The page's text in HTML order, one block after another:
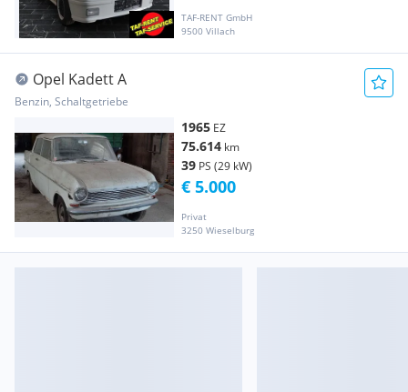
TAF-RENT GmbH
9500 Villach
Opel Kadett A
Benzin, Schaltgetriebe
1965 EZ
75.614 km
39 PS (29 kW)
Privat
3250 Wieselburg
€ 5.000